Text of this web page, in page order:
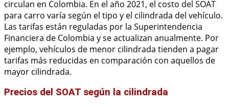
circulan en Colombia. En el año 2021, el costo del SOAT
para carro varía según el tipo y el cilindrada del vehículo.
Las tarifas están reguladas por la Superintendencia
Financiera de Colombia y se actualizan anualmente. Por
ejemplo, vehículos de menor cilindrada tienden a pagar
tarifas más reducidas en comparación con aquellos de
mayor cilindrada.
Precios del SOAT según la cilindrada